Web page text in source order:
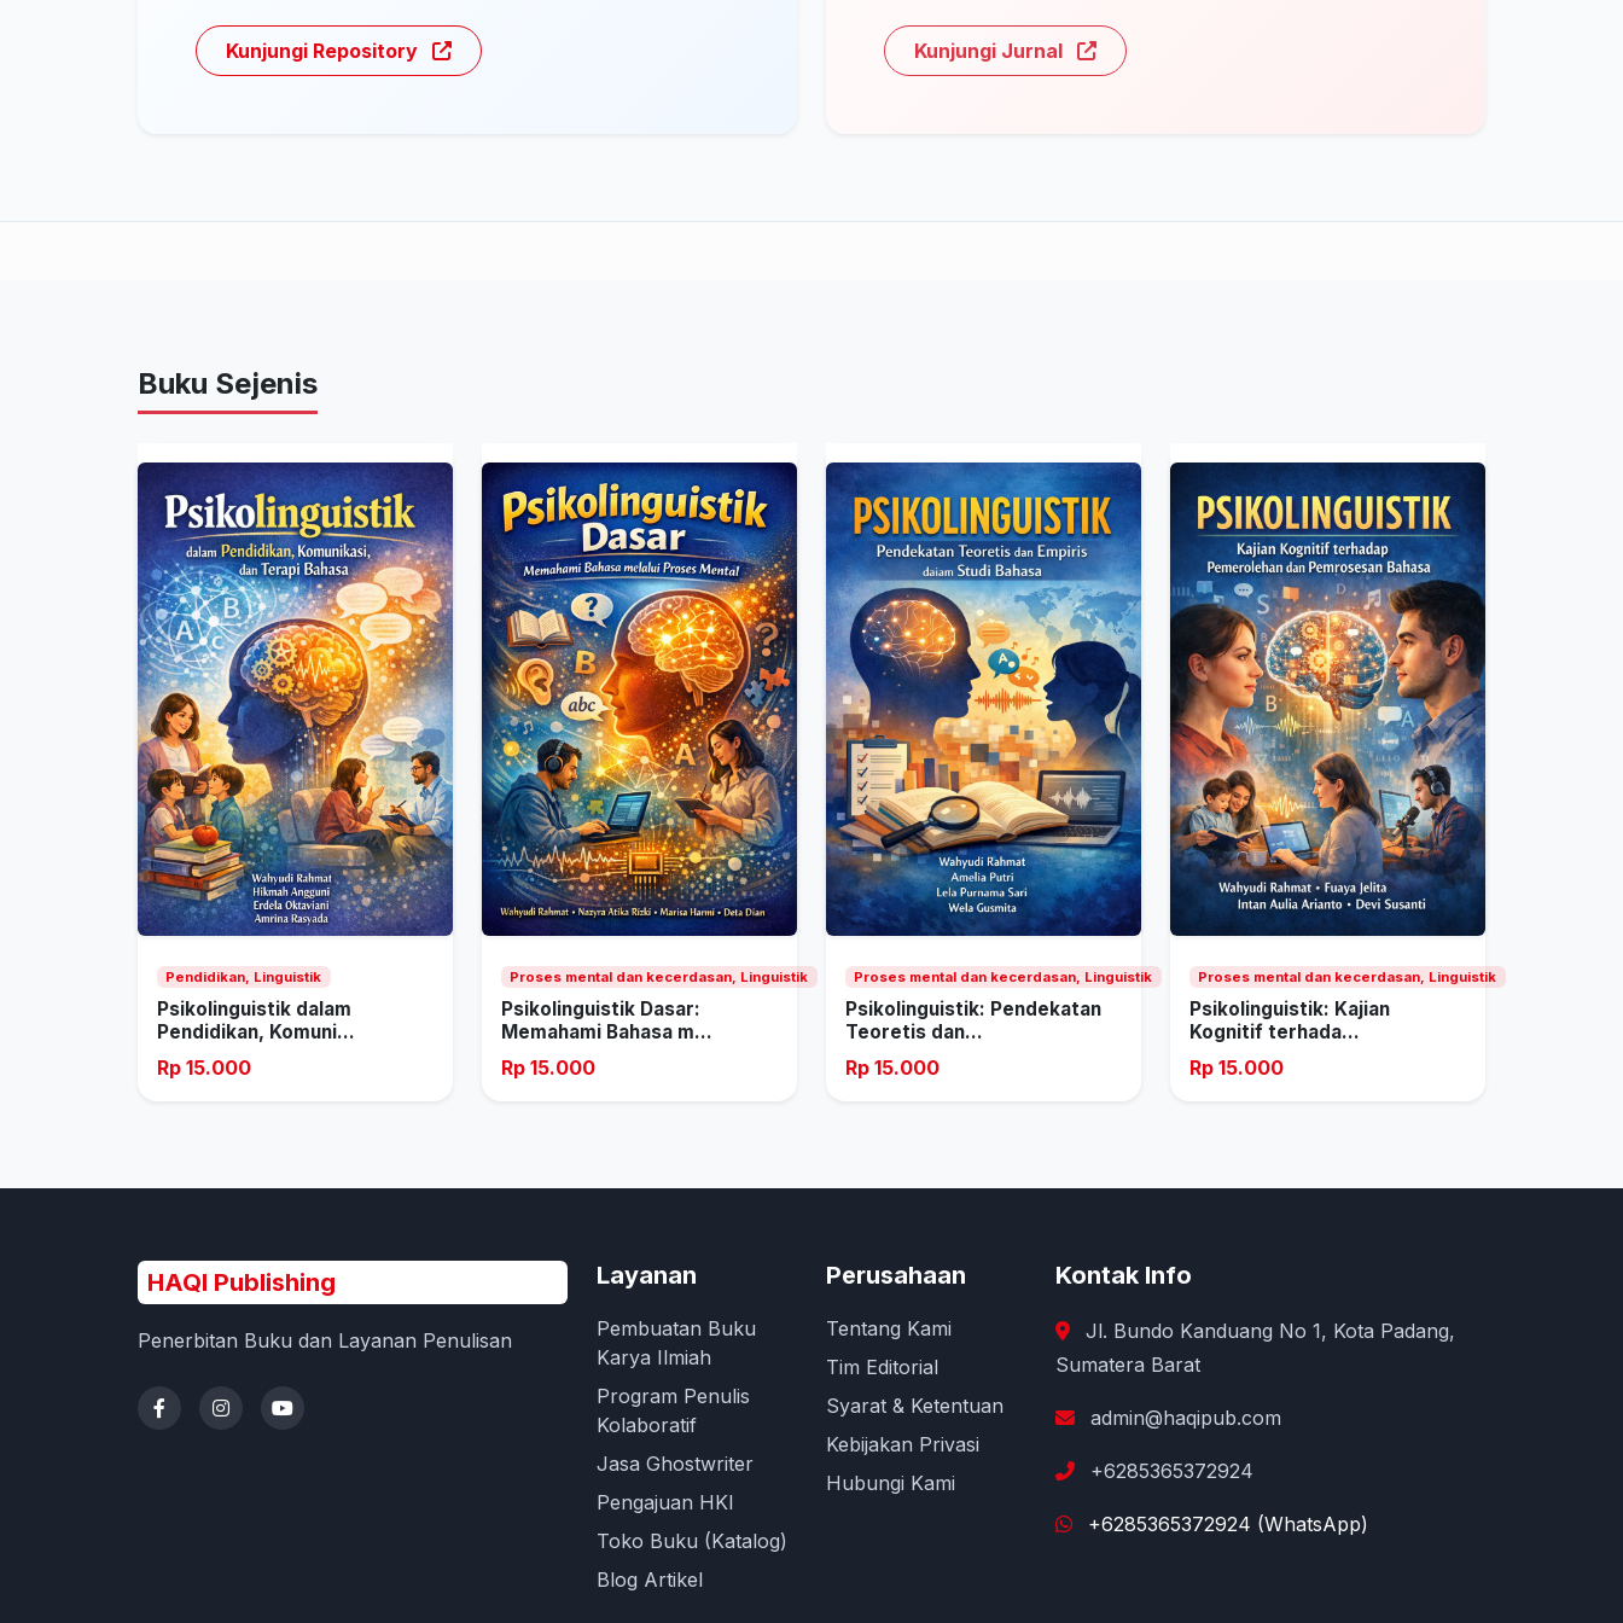
Kunjungi Repository Kunjungi Jurnal
Buku Sejenis
Pendidikan, Linguistik
Psikolinguistik dalam
Pendidikan, Komuni...
Rp 15.000
Proses mental dan kecerdasan, Linguistik
Psikolinguistik Dasar:
Memahami Bahasa m...
Rp 15.000
Proses mental dan kecerdasan, Linguistik
Psikolinguistik: Pendekatan
Teoretis dan...
Rp 15.000
Proses mental dan kecerdasan, Linguistik
Psikolinguistik: Kajian
Kognitif terhada...
Rp 15.000
HAQI Publishing
Penerbitan Buku dan Layanan Penulisan
Layanan
Pembuatan Buku
Karya Ilmiah
Program Penulis
Kolaboratif
Jasa Ghostwriter
Pengajuan HKI
Toko Buku (Katalog)
Blog Artikel
Perusahaan
Tentang Kami
Tim Editorial
Syarat & Ketentuan
Kebijakan Privasi
Hubungi Kami
Kontak Info
Jl. Bundo Kanduang No 1, Kota Padang,
Sumatera Barat
admin@haqipub.com
+6285365372924
+6285365372924 (WhatsApp)